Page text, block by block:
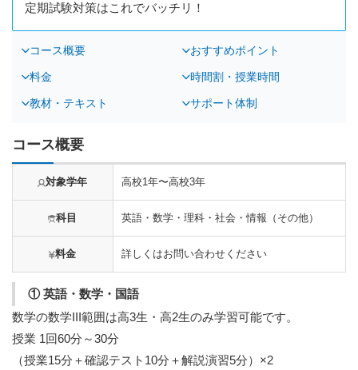
定期試験対策はこれでバッチリ！
コース概要 おすすめポイント
料金 時間割・授業時間
教材・テキスト サポート体制
コース概要
対象学年 高校1年〜高校3年
科目 英語・数学・理科・社会・情報（その他）
料金 詳しくはお問い合わせください
① 英語・数学・国語
数学の数学III範囲は高3生・高2生のみ学習可能です。
授業 1回60分～30分
（授業15分＋確認テスト10分＋解説演習5分）×2